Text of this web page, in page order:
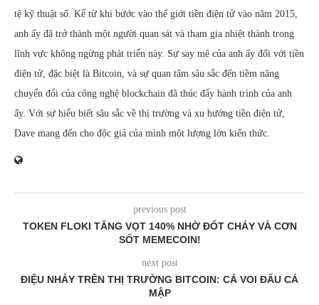
tệ kỹ thuật số. Kể từ khi bước vào thế giới tiền điện tử vào năm 2015,
anh ấy đã trở thành một người quan sát và tham gia nhiệt thành trong
lĩnh vực không ngừng phát triển này. Sự say mê của anh ấy đối với tiền
điện tử, đặc biệt là Bitcoin, và sự quan tâm sâu sắc đến tiềm năng
chuyển đổi của công nghệ blockchain đã thúc đẩy hành trình của anh
ấy. Với sự hiểu biết sâu sắc về thị trường và xu hướng tiền điện tử,
Dave mang đến cho độc giả của mình một lượng lớn kiến thức.
previous post
TOKEN FLOKI TĂNG VỌT 140% NHỜ ĐỐT CHÁY VÀ CƠN
SỐT MEMECOIN!
next post
ĐIỆU NHẢY TRÊN THỊ TRƯỜNG BITCOIN: CÁ VOI ĐẤU CÁ
MẬP